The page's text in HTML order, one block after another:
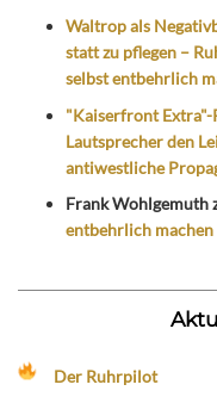
Waltrop als
statt zu pflegen –
selbst entbehrlich
"Kaiserfront Extra"-
Lautsprecher den
antiwestliche
Frank Wohlgemuth
entbehrlich machen
Der Ruhrpilot